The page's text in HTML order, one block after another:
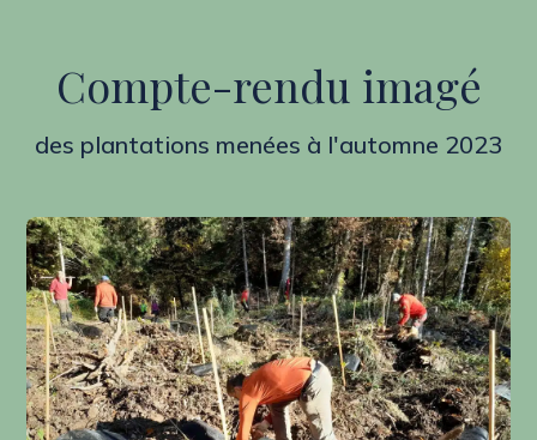
Compte-rendu imagé
des plantations menées à l'automne 2023